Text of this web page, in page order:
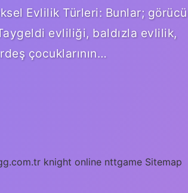
Evlilik Türleri: Bunlar; görücü
evliliği, baldızla evlilik,
çocuklarının…
knight online nttgame Sitemap